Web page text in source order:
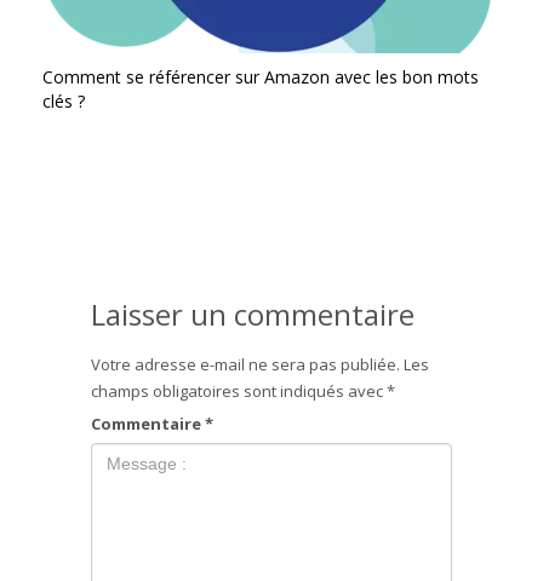
Comment se référencer sur Amazon avec les bon mots
clés ?
Laisser un commentaire
Votre adresse e-mail ne sera pas publiée. Les
champs obligatoires sont indiqués avec*
Commentaire*